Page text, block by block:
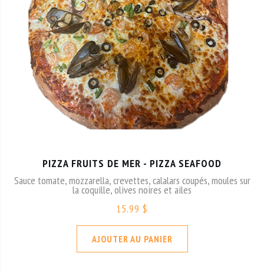
PIZZA FRUITS DE MER - PIZZA SEAFOOD
Sauce tomate, mozzarella, crevettes, calalars coupés, moules sur
la coquille, olives noires et ailes
15.99 $
AJOUTER AU PANIER